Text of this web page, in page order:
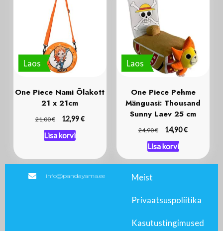
Laos
One Piece Nami Õlakott
21 x 21cm
21,00€ 12,99€
Lisa korvi
Laos
One Piece Pehme
Mänguasi: Thousand
Sunny Laev 25 cm
24,90€ 14,90€
Lisa korvi
info@pandayama.ee Meist
Privaatsuspoliitika
Kasutustingimused